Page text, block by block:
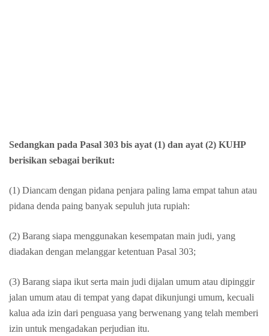
Sedangkan pada Pasal 303 bis ayat (1) dan ayat (2) KUHP
berisikan sebagai berikut:
(1) Diancam dengan pidana penjara paling lama empat tahun atau
pidana denda paing banyak sepuluh juta rupiah:
(2) Barang siapa menggunakan kesempatan main judi, yang
diadakan dengan melanggar ketentuan Pasal 303;
(3) Barang siapa ikut serta main judi dijalan umum atau dipinggir
jalan umum atau di tempat yang dapat dikunjungi umum, kecuali
kalua ada izin dari penguasa yang berwenang yang telah memberi
izin untuk mengadakan perjudian itu.